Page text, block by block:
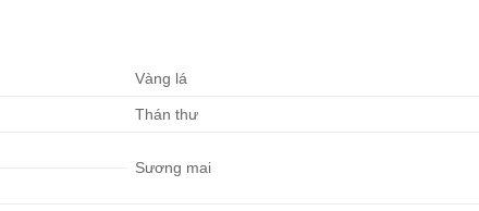
Vàng lá
Thán thư
Sương mai